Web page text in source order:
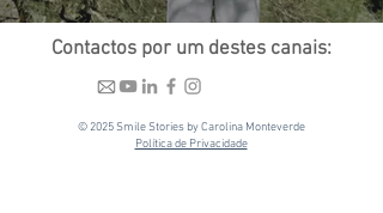
Contactos por um destes canais:
© 2025 Smile Stories by Carolina Monteverde
Política de Privacidade